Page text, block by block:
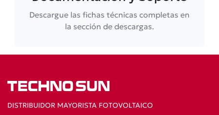
Descargue las fichas técnicas completas en
la sección de descargas.
DISTRIBUIDOR MAYORISTA FOTOVOLTAICO